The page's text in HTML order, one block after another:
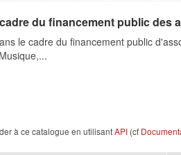
du financement public des
le cadre du financement public
à ce catalogue en utilisantAPI (cf